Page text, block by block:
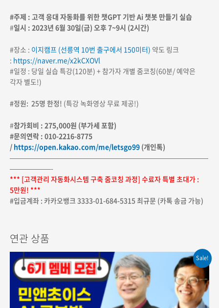
#주제 : 고객 응대 자동화를 위한 챗GPT 기반 Ai 챗봇 만들기 실습
#일시 : 2023년 6월 30일(금) 오후 7~9시 (2시간)
#장소 : 이지캠프 (선릉역 10번 출구에서 150미터) 약도 링크
: https://naver.me/x2kCXOVl
#일정 : 당일 실습 특강(120분) + 참가자 개별 줌코칭(60분/ 예약은
각자 별도!)
#정원: 25명 한정! (특강 녹화영상 무료 제공!)
#참가회비 : 275,000원 (부가세 포함)
#문의연락 : 010-2216-8775
/ https://open.kakao.com/me/letsgo99 (개인톡)
—————————————————————————————
——————-
*** [고객관리 자동화시스템 구축 줌코칭 과정] 수료자 특별 초대가 :
5만원! ***
#입금계좌 : 카카오뱅크 3333-01-684-5315 최규문 (카톡 송금 가능)
연관 상품
Sale!